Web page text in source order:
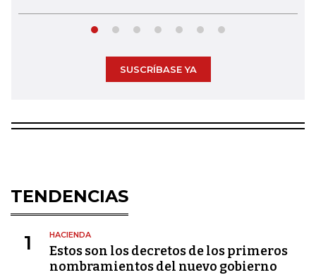
SUSCRÍBASE YA
TENDENCIAS
1 HACIENDA
Estos son los decretos de los primeros
nombramientos del nuevo gobierno